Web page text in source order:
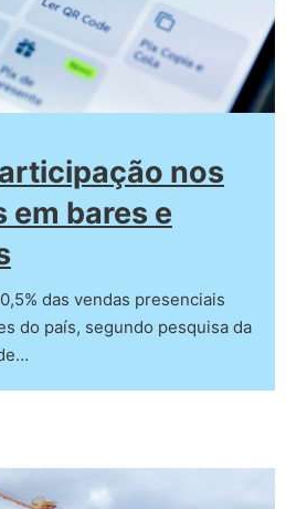
nos
em bares e
das vendas presenciais
do país, segundo pesquisa da